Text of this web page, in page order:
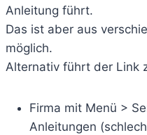
Anleitung führt.
Das ist aber aus
möglich.
Alternativ führt der Link
Firma mit Menü >
Anleitungen